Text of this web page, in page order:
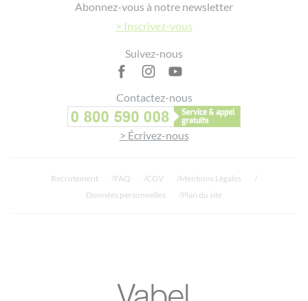
Abonnez-vous à notre newsletter
> Inscrivez-vous
Suivez-nous
Contactez-nous
> Écrivez-nous
Recrutement FAQ CGV
Mentions Légales
Données personnelles
Plan du site